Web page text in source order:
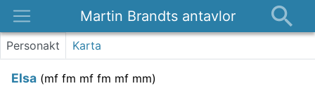
Martin Brandts antavlor
Platser
Personakt Karta
Elsa (mf fm mf fm mf mm)